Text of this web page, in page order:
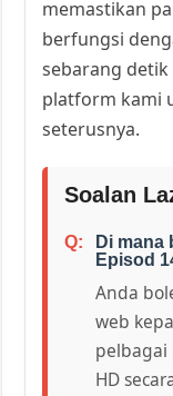
memastikan
berfungsi
sebarang
platform kami
seterusnya.
Soalan
Di mana
Episod
Anda
web
pelbagai
HD